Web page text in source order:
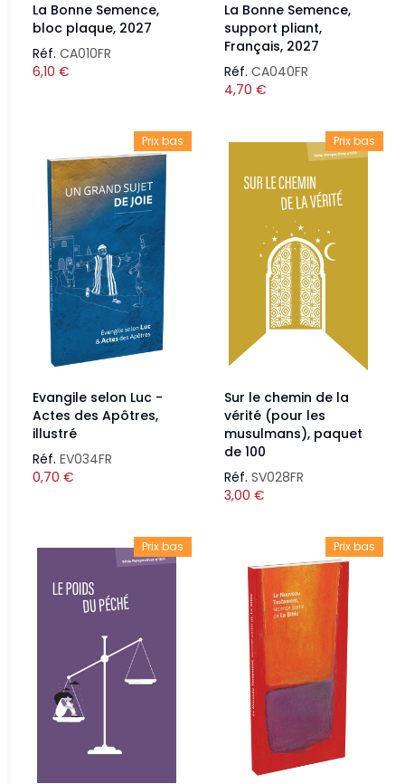
La Bonne Semence,
bloc plaque, 2027
Réf. CA010FR
6,10 €
La Bonne Semence,
support pliant,
Français, 2027
Réf. CA040FR
4,70 €
Prix bas
Evangile selon Luc -
Actes des Apôtres,
illustré
Réf. EV034FR
0,70 €
Prix bas
Sur le chemin de la
vérité (pour les
musulmans), paquet
de 100
Réf. SV028FR
3,00 €
Prix bas Prix bas